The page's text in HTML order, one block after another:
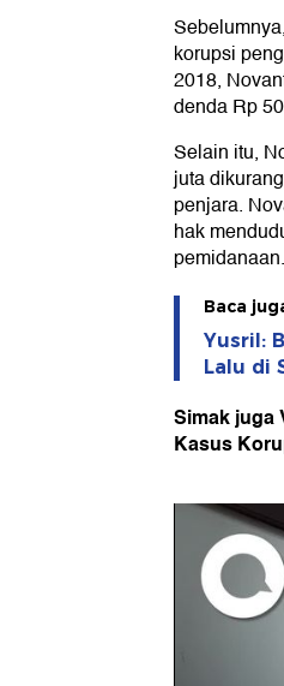
korupsi
2018,
denda Rp
Selain itu,
juta
penjara.
hak
pemidanaan.
Baca
Yusril:
Lalu di
Simak juga
Kasus